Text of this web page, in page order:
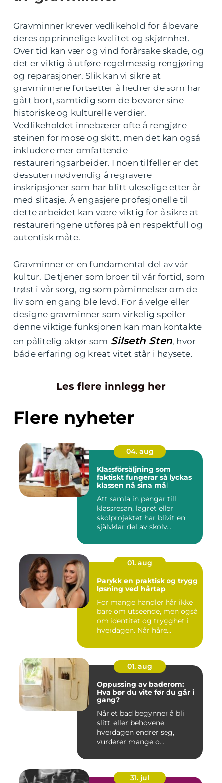
Gravminner krever vedlikehold for å bevare
deres opprinnelige kvalitet og skjønnhet.
Over tid kan vær og vind forårsake skade, og
det er viktig å utføre regelmessig rengjøring
og reparasjoner. Slik kan vi sikre at
gravminnene fortsetter å hedrer de som har
gått bort, samtidig som de bevarer sine
historiske og kulturelle verdier.
Vedlikeholdet innebærer ofte å rengjøre
steinen for mose og skitt, men det kan også
inkludere mer omfattende
restaureringsarbeider. I noen tilfeller er det
dessuten nødvendig å regravere
inskripsjoner som har blitt uleselige etter år
med slitasje. Å engasjere profesjonelle til
dette arbeidet kan være viktig for å sikre at
restaureringene utføres på en respektfull og
autentisk måte.
Gravminner er en fundamental del av vår
kultur. De tjener som broer til vår fortid, som
trøst i vår sorg, og som påminnelser om de
liv som en gang ble levd. For å velge eller
designe gravminner som virkelig speiler
denne viktige funksjonen kan man kontakte
en pålitelig aktør som Silseth Sten, hvor
både erfaring og kreativitet står i høysete.
Les flere innlegg her
Flere nyheter
04. aug
Klassförsäljning som
faktiskt fungerar så lyckas
klassen nå sina mål
Att samla in pengar till
klassresan, lägret eller
skolprojektet har blivit en
självklar del av skolv...
01. aug
Parykk en praktisk og trygg
løsning ved hårtap
For mange handler hår ikke
bare om utseende, men også
om identitet og trygghet i
hverdagen. Når håre...
01. aug
Oppussing av baderom:
Hva bør du vite før du går i
gang?
Når et bad begynner å bli
slitt, eller behovene i
hverdagen endrer seg,
vurderer mange o...
31. jul